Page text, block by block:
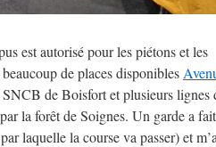
est autorisé pour les piétons et les
de places disponibles
SNCB de Boisfort et plusieurs lignes
la forêt de Soignes. Un garde a fait
laquelle la course va passer) et m’a